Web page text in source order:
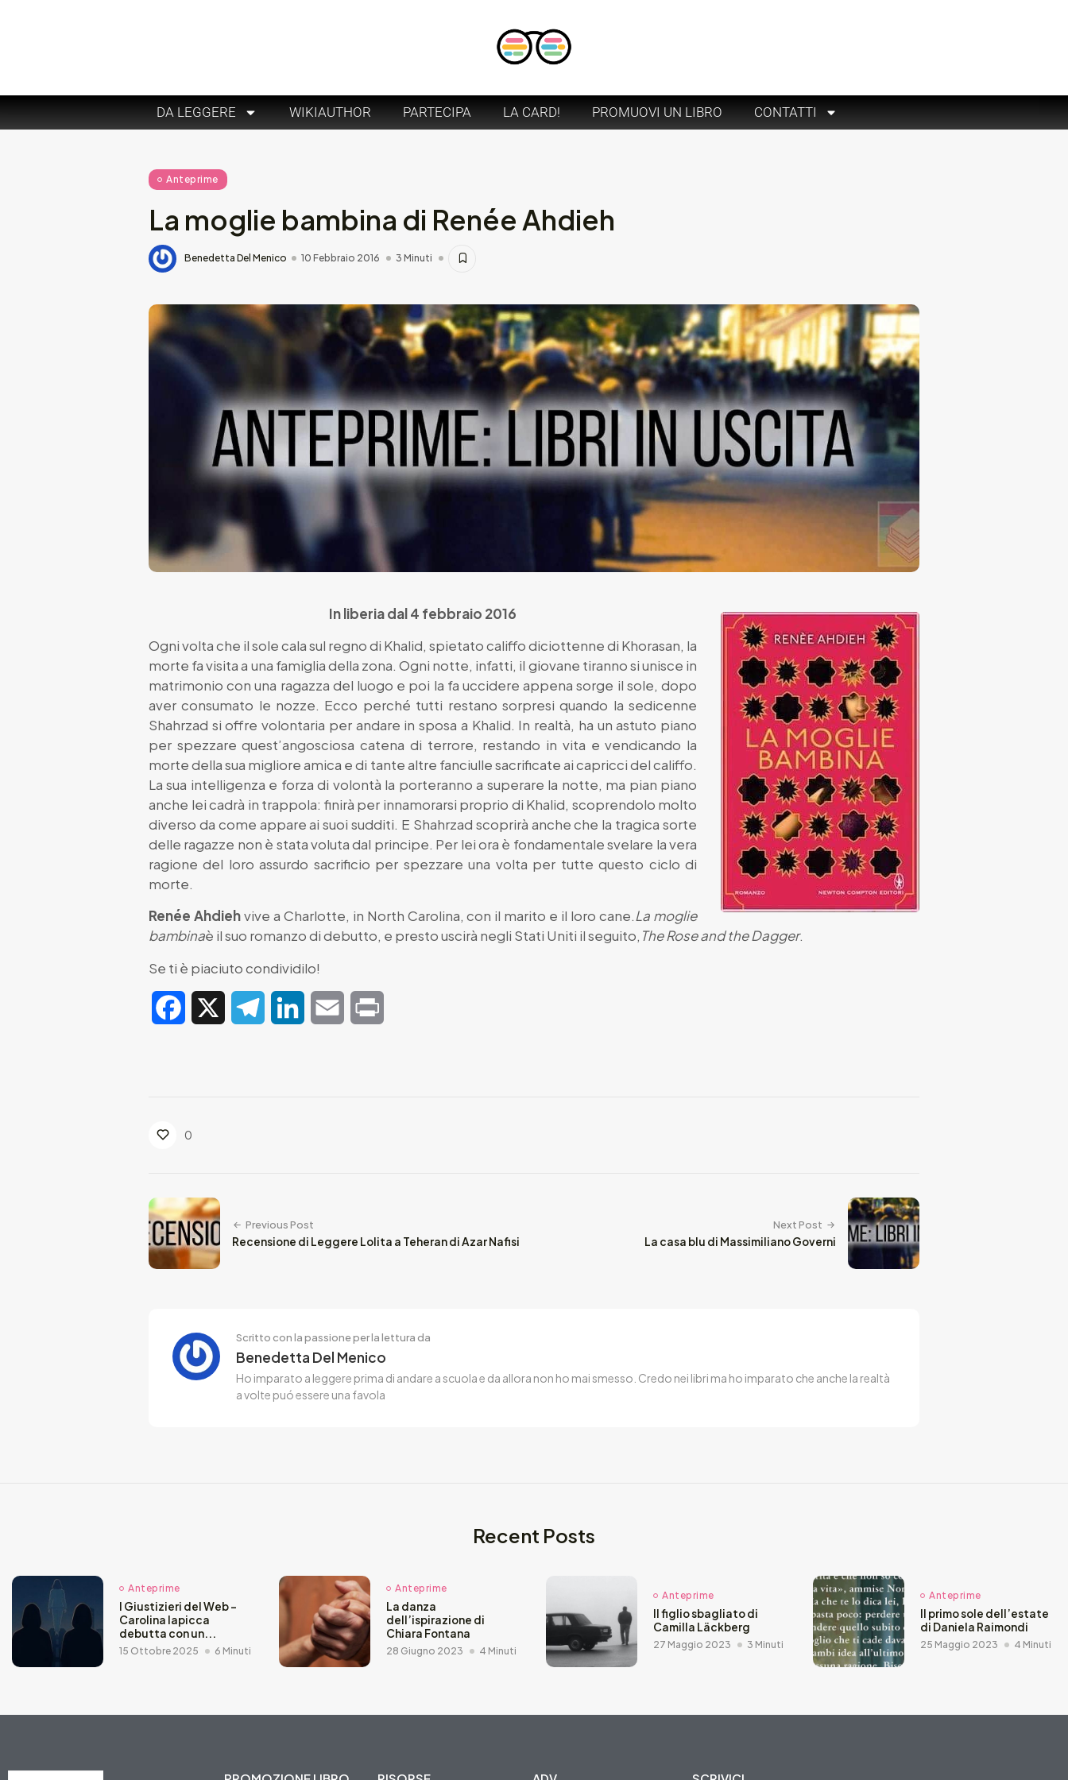
DA LEGGERE WIKIAUTHOR PARTECIPA LA CARD! PROMUOVI UN LIBRO CONTATTI
Anteprime
La moglie bambina di Renée Ahdieh
Benedetta Del Menico 10 Febbraio 2016 3 Minuti
In liberia dal 4 febbraio 2016
Ogni volta che il sole cala sul regno di Khalid, spietato califfo diciottenne di Khorasan, la
morte fa visita a una famiglia della zona. Ogni notte, infatti, il giovane tiranno si unisce in
matrimonio con una ragazza del luogo e poi la fa uccidere appena sorge il sole, dopo
aver consumato le nozze. Ecco perché tutti restano sorpresi quando la sedicenne
Shahrzad si offre volontaria per andare in sposa a Khalid. In realtà, ha un astuto piano
per spezzare quest’angosciosa catena di terrore, restando in vita e vendicando la
morte della sua migliore amica e di tante altre fanciulle sacrificate ai capricci del califfo.
La sua intelligenza e forza di volontà la porteranno a superare la notte, ma pian piano
anche lei cadrà in trappola: finirà per innamorarsi proprio di Khalid, scoprendolo molto
diverso da come appare ai suoi sudditi. E Shahrzad scoprirà anche che la tragica sorte
delle ragazze non è stata voluta dal principe. Per lei ora è fondamentale svelare la vera
ragione del loro assurdo sacrificio per spezzare una volta per tutte questo ciclo di
morte.
Renée Ahdiehvive a Charlotte, in North Carolina, con il marito e il loro cane.La moglie
bambinaè il suo romanzo di debutto, e presto uscirà negli Stati Uniti il seguito, The Rose and the Dagger.
Se ti è piaciuto condividilo!
Facebook TelegramLinkedIn Email
0
Previous Post
Recensione di Leggere Lolita a Teheran di Azar Nafisi
Next Post
La casa blu di Massimiliano Governi
Scritto con la passione per la lettura da
Benedetta Del Menico
Ho imparato a leggere prima di andare a scuola e da allora non ho mai smesso. Credo nei libri ma ho imparato che anche la realtà
a volte puó essere una favola
Recent Posts
Anteprime
I Giustizieri del Web –
Carolina Iapicca
debutta con un...
15 Ottobre 2025 6 Minuti
Anteprime
La danza
dell’ispirazione di
Chiara Fontana
28 Giugno 2023 4 Minuti
Anteprime
Il figlio sbagliato di
Camilla Läckberg
27 Maggio 2023 3 Minuti
Anteprime
Il primo sole dell’estate
di Daniela Raimondi
25 Maggio 2023 4 Minuti